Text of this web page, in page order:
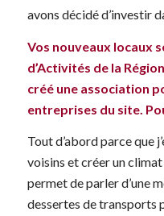
avons décidé d’investir
Vos nouveaux locaux
d’Activités de la
créé une association
entreprises du site.
Tout d’abord parce que
voisins et créer un
permet de parler d’une
dessertes de transports